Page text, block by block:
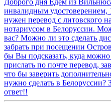
Доброго дня Едем из
инвалидным удостоверением,
нужен перевод с литовского
нотариусом в Белоруссии.
вас? Можно ли это сделать
забрать при посещении
бы Вы подсказать, куда
прислать по почте перевод,
что бы заверить
нужно сделать в Белоруссии?
ответ!!